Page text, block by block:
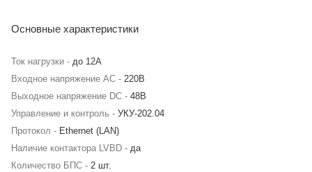
Основные характеристики
Ток нагрузки - до 12А
Входное напряжение AC - 220В
Выходное напряжение DC - 48В
Управление и контроль - УКУ-202.04
Протокол - Ethernet (LAN)
Наличие контактора LVBD - да
Количество БПС - 2 шт.